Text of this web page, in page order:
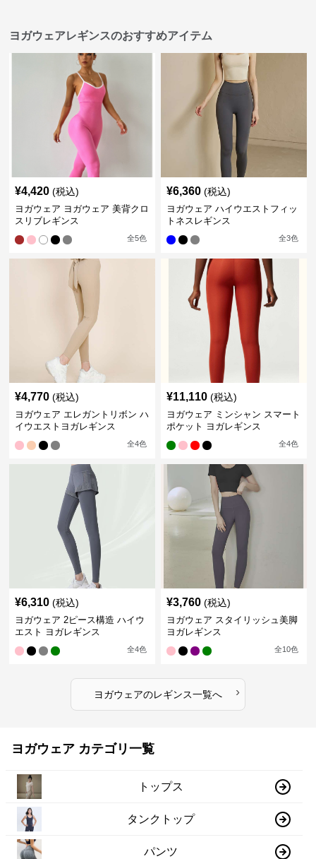
ヨガウェアレギンスのおすすめアイテム
¥4,420 (税込)
ヨガウェア ヨガウェア 美背クロ
スリブレギンス
全5色
¥6,360 (税込)
ヨガウェア ハイウエストフィッ
トネスレギンス
全3色
¥4,770 (税込)
ヨガウェア エレガントリボン ハ
イウエストヨガレギンス
全4色
¥11,110 (税込)
ヨガウェア ミンシャン スマート
ポケット ヨガレギンス
全4色
¥6,310 (税込)
ヨガウェア 2ピース構造 ハイウ
エスト ヨガレギンス
全4色
¥3,760 (税込)
ヨガウェア スタイリッシュ美脚
ヨガレギンス
全10色
ヨガウェアのレギンス一覧へ ›
ヨガウェア カテゴリ一覧
トップス
タンクトップ
パンツ